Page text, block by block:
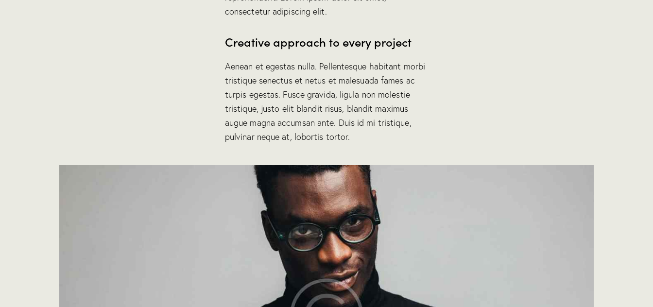
consectetur adipiscing elit.
Creative approach to every project
Aenean et egestas nulla. Pellentesque habitant morbi
tristique senectus et netus et malesuada fames ac
turpis egestas. Fusce gravida, ligula non molestie
tristique, justo elit blandit risus, blandit maximus
augue magna accumsan ante. Duis id mi tristique,
pulvinar neque at, lobortis tortor.